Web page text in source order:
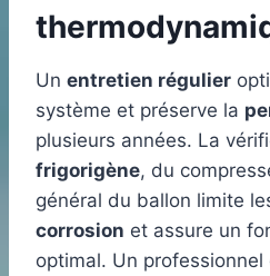
Un entretien régulier
système et préserve la
plusieurs années. La
frigorigène, du
général du ballon limite
corrosion et assure un
optimal. Un